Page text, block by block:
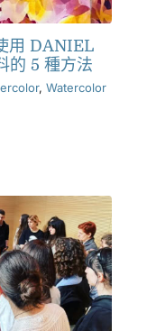
用 DANIEL
的 5 種方法
, Watercolor